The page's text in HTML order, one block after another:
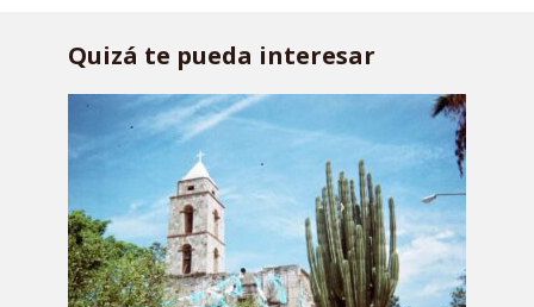
Quizá te pueda interesar